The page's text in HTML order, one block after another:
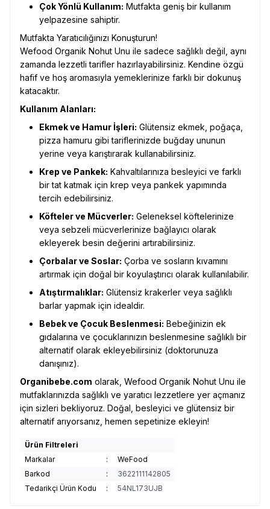
Çok Yönlü Kullanım: Mutfakta geniş bir kullanım
yelpazesine sahiptir.
Mutfakta Yaratıcılığınızı Konuşturun!
Wefood Organik Nohut Unu ile sadece sağlıklı değil, aynı
zamanda lezzetli tarifler hazırlayabilirsiniz. Kendine özgü
hafif ve hoş aromasıyla yemeklerinize farklı bir dokunuş
katacaktır.
Kullanım Alanları:
Ekmek ve Hamur İşleri: Glütensiz ekmek, poğaça,
pizza hamuru gibi tariflerinizde buğday ununun
yerine veya karıştırarak kullanabilirsiniz.
Krep ve Pankek: Kahvaltılarınıza besleyici ve farklı
bir tat katmak için krep veya pankek yapımında
tercih edebilirsiniz.
Köfteler ve Mücverler: Geleneksel köftelerinize
veya sebzeli mücverlerinize bağlayıcı olarak
ekleyerek besin değerini artırabilirsiniz.
Çorbalar ve Soslar: Çorba ve sosların kıvamını
artırmak için doğal bir koyulaştırıcı olarak kullanılabilir.
Atıştırmalıklar: Glütensiz krakerler veya sağlıklı
barlar yapmak için idealdir.
Bebek ve Çocuk Beslenmesi: Bebeğinizin ek
gıdalarına ve çocuklarınızın beslenmesine sağlıklı bir
alternatif olarak ekleyebilirsiniz (doktorunuza
danışınız).
Organibebe.com olarak, Wefood Organik Nohut Unu ile
mutfaklarınızda sağlıklı ve yaratıcı lezzetlere yer açmanız
için sizleri bekliyoruz. Doğal, besleyici ve glütensiz bir
alternatif arıyorsanız, hemen sepetinize ekleyin!
Ürün Filtreleri
Markalar
:
WeFood
Barkod
:
3622111142805
Tedarikçi Ürün Kodu
: 54NL173UJB